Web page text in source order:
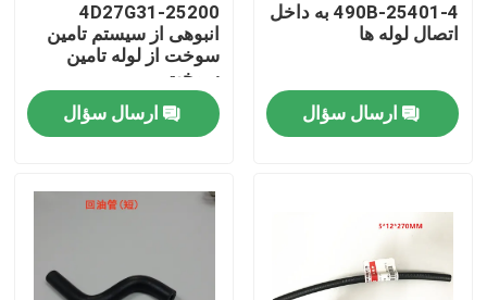
محصولات
ویدیو
490B-25401-4 به داخل
اتصال لوله ها
ارسال سؤال
4D27G31-25200
انبوهی از سیستم تامین
سوخت از لوله تامین
سوخت
ارسال سؤال